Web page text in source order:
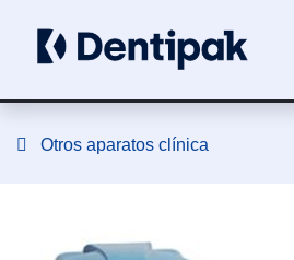
Otros aparatos clínica